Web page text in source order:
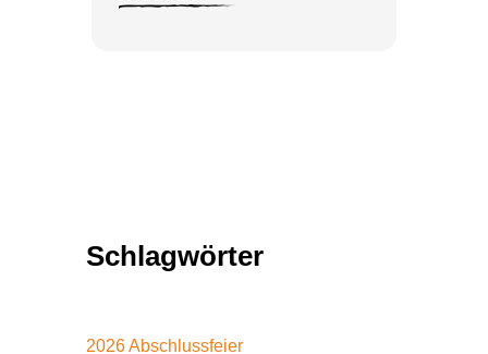
Schlagwörter
2026Abschlussfeier